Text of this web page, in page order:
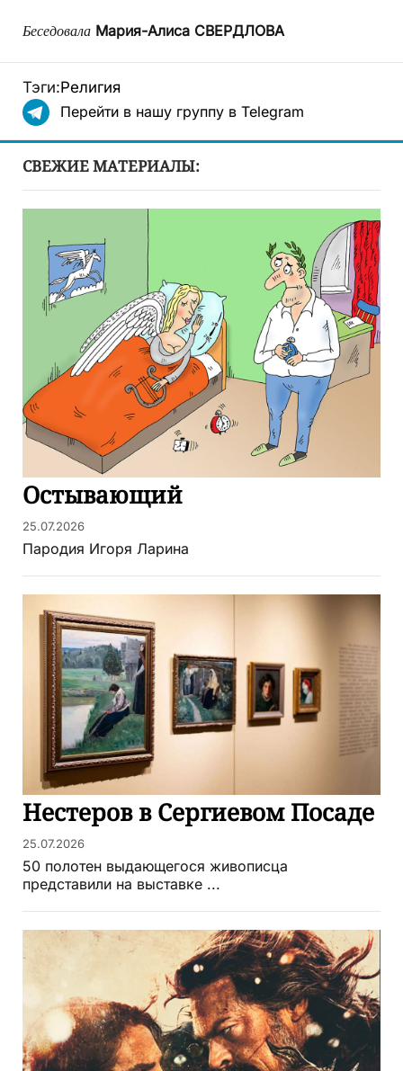
Беседовала Мария-Алиса СВЕРДЛОВА
Тэги:Религия
Перейти в нашу группу в Telegram
СВЕЖИЕ МАТЕРИАЛЫ:
Остывающий
25.07.2026
Пародия Игоря Ларина
Нестеров в Сергиевом Посаде
25.07.2026
50 полотен выдающегося живописца
представили на выставке ...